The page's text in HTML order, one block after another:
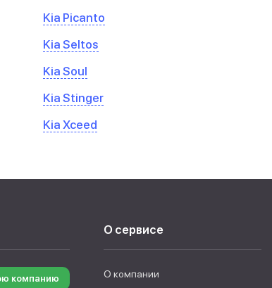
Kia Picanto
Kia Seltos
Kia Soul
Kia Stinger
Kia Xceed
компанию
О сервисе
О компании